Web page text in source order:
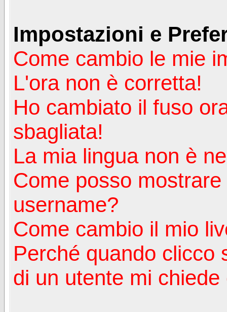
Impostazioni e
Come cambio le mie
L'ora non è corretta!
Ho cambiato il fuso
sbagliata!
La mia lingua non è
Come posso
username?
Come cambio il mio
Perché quando clicco
di un utente mi